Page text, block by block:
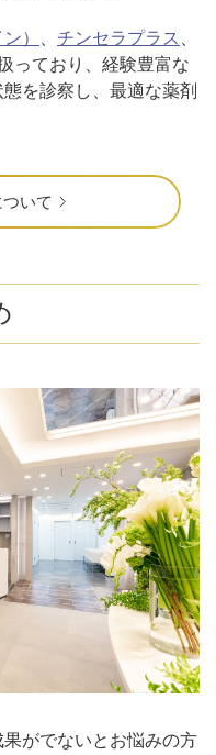
） チンセラプラス
っており、経験豊富な
を診察し、最適な薬剤
いて
がでないとお悩みの方